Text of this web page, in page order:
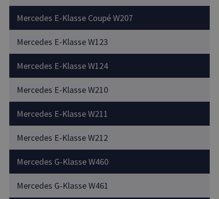
Mercedes E-Klasse Coupé W207
Mercedes E-Klasse W123
Mercedes E-Klasse W124
Mercedes E-Klasse W210
Mercedes E-Klasse W211
Mercedes E-Klasse W212
Mercedes G-Klasse W460
Mercedes G-Klasse W461